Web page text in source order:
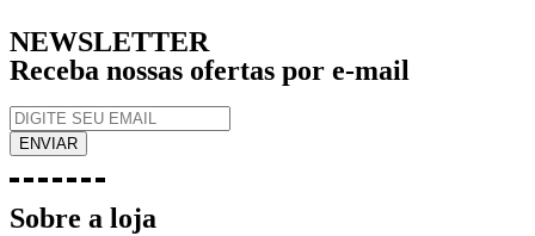
NEWSLETTER
Receba nossas ofertas por e-mail
Sobre a loja